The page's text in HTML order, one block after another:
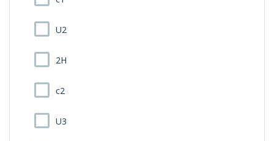
U2
2H
c2
U3